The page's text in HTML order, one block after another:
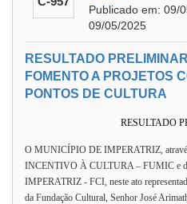
Publicado em: 09/
09/05/2025
RESULTADO
FOMENTO A PROJETOS
PONTOS DE CULTURA
RESULTADO
O MUNICÍPIO DE IMPERATRIZ,
INCENTIVO À CULTURA – FUMIC e
IMPERATRIZ - FCI, neste ato
da Fundação Cultural, Senhor José